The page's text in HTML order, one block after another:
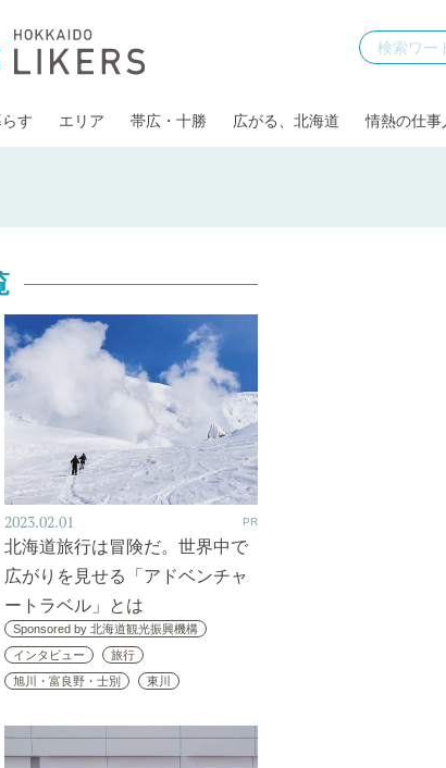
す エリア 帯広・十勝 広がる、北海道 情熱の仕事
2023.02.01 PR
北海道旅行は冒険だ。世界中で
広がりを見せる「アドベンチャ
ートラベル」とは
Sponsored by 北海道観光振興機構
インタビュー
旅行
旭川・富良野・士別
東川